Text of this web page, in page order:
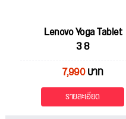
Lenovo Yoga Tablet
3 8
7,990บาท
รายละเอียด